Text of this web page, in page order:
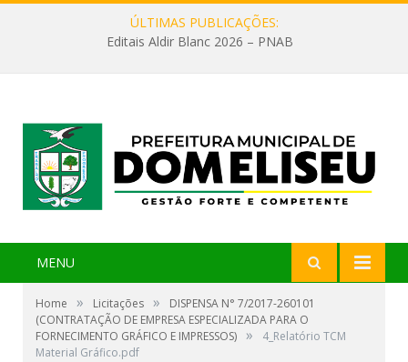
ÚLTIMAS PUBLICAÇÕES:
Editais Aldir Blanc 2026 – PNAB
MENU
Home » Licitações »
DISPENSA N° 7/2017-260101
(CONTRATAÇÃO DE EMPRESA ESPECIALIZADA PARA O
FORNECIMENTO GRÁFICO E IMPRESSOS) »
4_Relatório TCM
Material Gráfico.pdf